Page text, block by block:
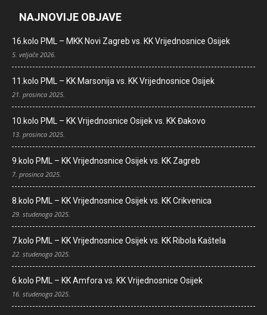
NAJNOVIJE OBJAVE
16.kolo PML – MKK Novi Zagreb vs. KK Vrijednosnice Osijek
5. veljače 2026.
11.kolo PML – KK Marsonija vs. KK Vrijednosnice Osijek
21. prosinca 2025.
10.kolo PML – KK Vrijednosnice Osijek vs. KK Đakovo
13. prosinca 2025.
9.kolo PML – KK Vrijednosnice Osijek vs. KK Zagreb
7. prosinca 2025.
8.kolo PML – KK Vrijednosnice Osijek vs. KK Crikvenica
29. studenoga 2025.
7.kolo PML – KK Vrijednosnice Osijek vs. KK Ribola Kaštela
22. studenoga 2025.
6.kolo PML – KK Amfora vs. KK Vrijednosnice Osijek
16. studenoga 2025.